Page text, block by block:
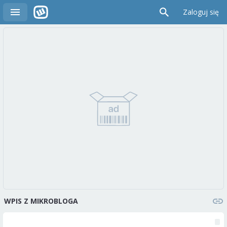
Zaloguj się
WPIS Z MIKROBLOGA